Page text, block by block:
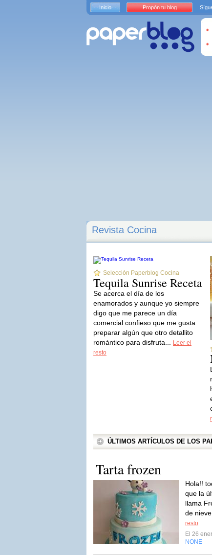
Revista Cocina
Selección Paperblog Cocina
Tequila Sunrise Receta
Se acerca el día de los
enamorados y aunque yo siempre
digo que me parece un día
comercial confieso que me gusta
preparar algún que otro detallito
romántico para disfruta...
Leer el
resto
ÚLTIMOS ARTÍCULOS DE LOS
Tarta frozen
Hola!!
que la
llama
de
resto
El 26
NONE
Inicio Propón tu blog